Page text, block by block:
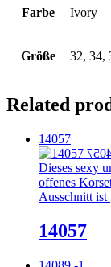
Farbe Ivory
Größe 32, 34,
Related
14057
Dieses sexy
offenes
Ausschnitt ist
14057